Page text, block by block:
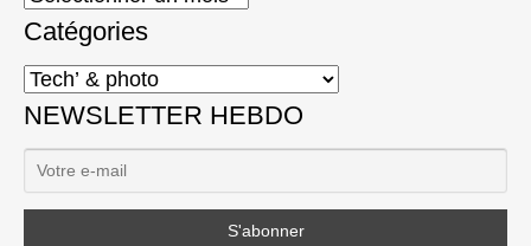
Catégories
Catégories
NEWSLETTER HEBDO